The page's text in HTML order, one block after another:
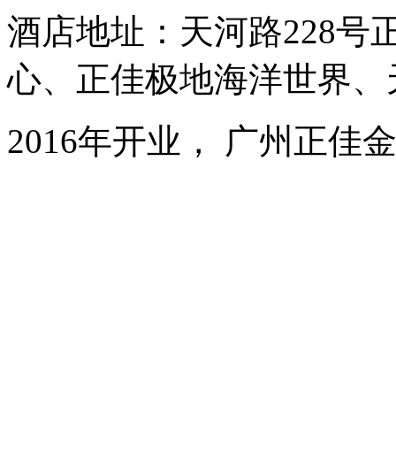
酒店地址：天河路228号
心、正佳极地海洋世界
2016年开业， 广州正